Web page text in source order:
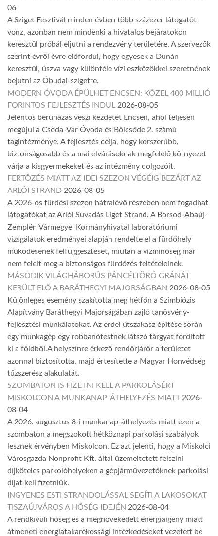
06
A Sziget Fesztivál minden évben több százezer látogatót
vonz, azonban nem mindenki a hivatalos bejáratokon
keresztül próbál eljutni a rendezvény területére. A szervezők
szerint évről évre előfordul, hogy egyesek a Dunán
keresztül, úszva vagy különféle vízi eszközökkel szeretnének
bejutni az Óbudai-szigetre.
MODERN ÓVODA ÉPÜLHET ENCSEN: KÖZEL 400 MILLIÓ
FORINTOS FEJLESZTÉS INDUL 2026-08-05
Jelentős beruházás veszi kezdetét Encsen, ahol teljesen
megújul a Csoda-Vár Óvoda és Bölcsőde 2. számú
tagintézménye. A fejlesztés célja, hogy korszerűbb,
biztonságosabb és a mai elvárásoknak megfelelő környezet
várja a kisgyermekeket és az intézmény dolgozóit.
FERTŐZÉS MIATT AZ IDEI SZEZON VÉGÉIG BEZÁRT AZ
ARLÓI STRAND 2026-08-05
A 2026-os fürdési szezon hátralévő részében nem fogadhat
látogatókat az Arlói Suvadás Liget Strand. A Borsod-Abaúj-
Zemplén Vármegyei Kormányhivatal laboratóriumi
vizsgálatok eredményei alapján rendelte el a fürdőhely
működésének felfüggesztését, miután a vízminőség már
nem felelt meg a biztonságos fürdőzés feltételeinek.
MÁSODIK VILÁGHÁBORÚS PÁNCÉLTÖRŐ GRÁNÁT
KERÜLT ELŐ A BARÁTHEGYI MAJORSÁGBAN 2026-08-05
Különleges esemény szakította meg hétfőn a Szimbiózis
Alapítvány Baráthegyi Majorságában zajló tanösvény-
fejlesztési munkálatokat. Az erdei útszakasz építése során
egy munkagép egy robbanótestnek látszó tárgyat fordított
ki a földből.A helyszínre érkező rendőrjárőr a területet
azonnal biztosította, majd értesítette a Magyar Honvédség
tűzszerész alakulatát.
SZOMBATON IS FIZETNI KELL A PARKOLÁSÉRT
MISKOLCON A MUNKANAP-ÁTHELYEZÉS MIATT 2026-
08-04
A 2026. augusztus 8-i munkanap-áthelyezés miatt ezen a
szombaton a megszokott hétköznapi parkolási szabályok
lesznek érvényben Miskolcon. Ez azt jelenti, hogy a Miskolci
Városgazda Nonprofit Kft. által üzemeltetett felszíni
díjköteles parkolóhelyeken a gépjárművezetőknek parkolási
díjat kell fizetniük.
INGYENES ESTI STRANDOLÁSSAL SEGÍTI A LAKOSOKAT
TISZAÚJVÁROS A HŐSÉG IDEJÉN 2026-08-04
A rendkívüli hőség és a megnövekedett energiaigény miatt
átmeneti energiatakarékossági intézkedéseket vezetett be